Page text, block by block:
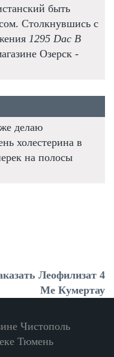
быть
Столкнувшись с
1295 Dac В
Озерск -
делаю
холестерина в
на полосы
Леофилизат 4
Ме Кумертау
Чистополь
Тюмень